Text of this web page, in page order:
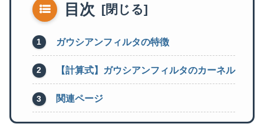
目次
ガウシアンフィルタの特徴
【計算式】ガウシアンフィルタのカーネル
関連ページ